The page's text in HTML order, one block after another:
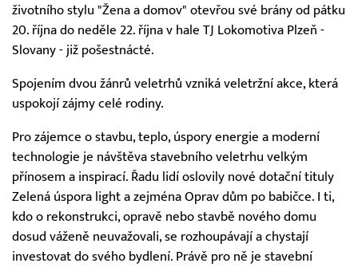
životního stylu "Žena a domov" otevřou své brány od pátku
20. října do neděle 22. října v hale TJ Lokomotiva Plzeň -
Slovany - již pošestnácté.
Spojením dvou žánrů veletrhů vzniká veletržní akce, která
uspokojí zájmy celé rodiny.
Pro zájemce o stavbu, teplo, úspory energie a moderní
technologie je návštěva stavebního veletrhu velkým
přínosem a inspirací. Řadu lidí oslovily nové dotační tituly
Zelená úspora light a zejména Oprav dům po babičce. I ti,
kdo o rekonstrukci, opravě nebo stavbě nového domu
dosud váženě neuvažovali, se rozhoupávají a chystají
investovat do svého bydlení. Právě pro ně je stavební